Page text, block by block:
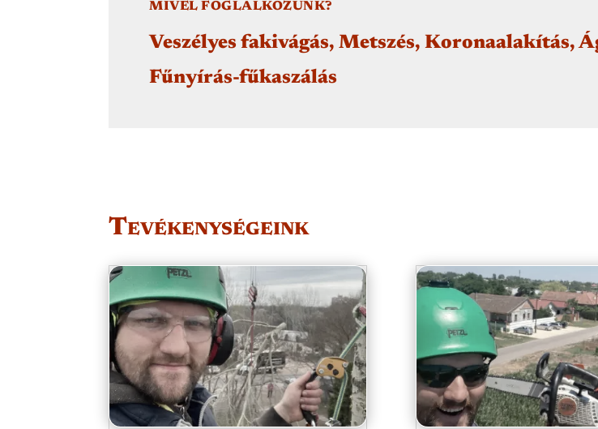
MIVEL FOGLALKOZUNK?
Veszélyes fakivágás, Metszés, Koronaalakítás,
Fűnyírás-fűkaszálás
Tevékenységeink